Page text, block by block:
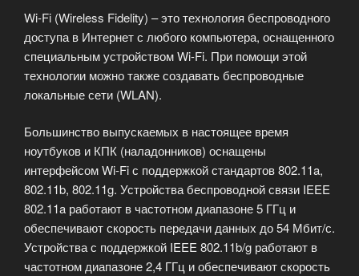
Wi-Fi (Wireless Fidelity) – это технология беспроводного
доступа в Интернет с любого компьютера, оснащенного
специальным устройством Wi-Fi. При помощи этой
технологии можно также создавать беспроводные
локальные сети (WLAN).
Большинство выпускаемых в настоящее время
ноутбуков и КПК (наладонников) оснащены
интерфейсом Wi-Fi с поддержкой стандартов 802.11a,
802.11b, 802.11g. Устройства беспроводной связи IEEE
802.11a работают в частотном диапазоне 5 ГГц и
обеспечивают скорость передачи данных до 54 Мбит/с.
Устройства с поддержкой IEEE 802.11b/g работают в
частотном диапазоне 2,4 ГГц и обеспечивают скорость